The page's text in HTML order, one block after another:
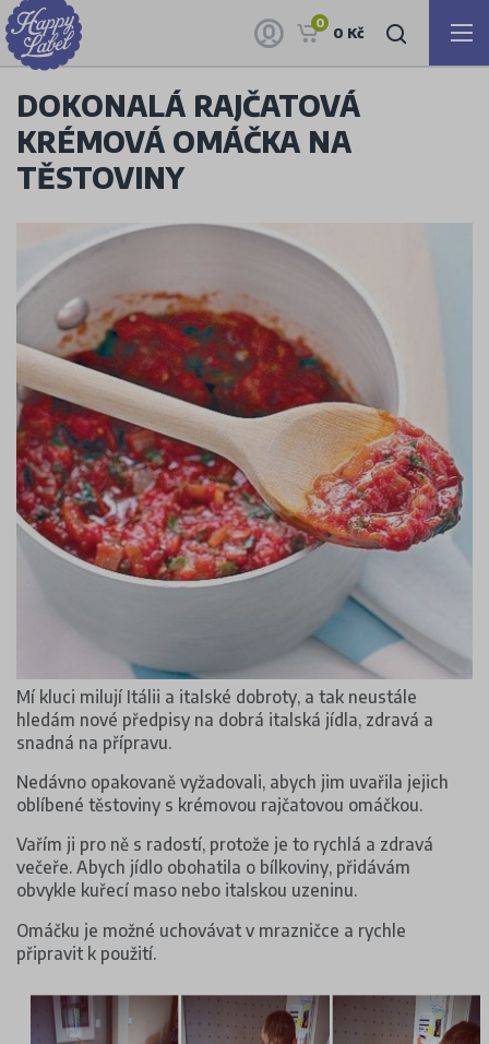
0
0 Kč
DOKONALÁ RAJČATOVÁ
KRÉMOVÁ OMÁČKA NA
TĚSTOVINY
Mí kluci milují Itálii a italské dobroty, a tak neustále
hledám nové předpisy na dobrá italská jídla, zdravá a
snadná na přípravu.
Nedávno opakovaně vyžadovali, abych jim uvařila jejich
oblíbené těstoviny s krémovou rajčatovou omáčkou.
Vařím ji pro ně s radostí, protože je to rychlá a zdravá
večeře. Abych jídlo obohatila o bílkoviny, přidávám
obvykle kuřecí maso nebo italskou uzeninu.
Omáčku je možné uchovávat v mrazničce a rychle
připravit k použití.